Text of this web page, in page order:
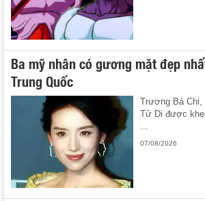
Ba mỹ nhân có gương mặt đẹp
Trung Quốc
Trương Bá
Tử Di được
...
07/08/2026